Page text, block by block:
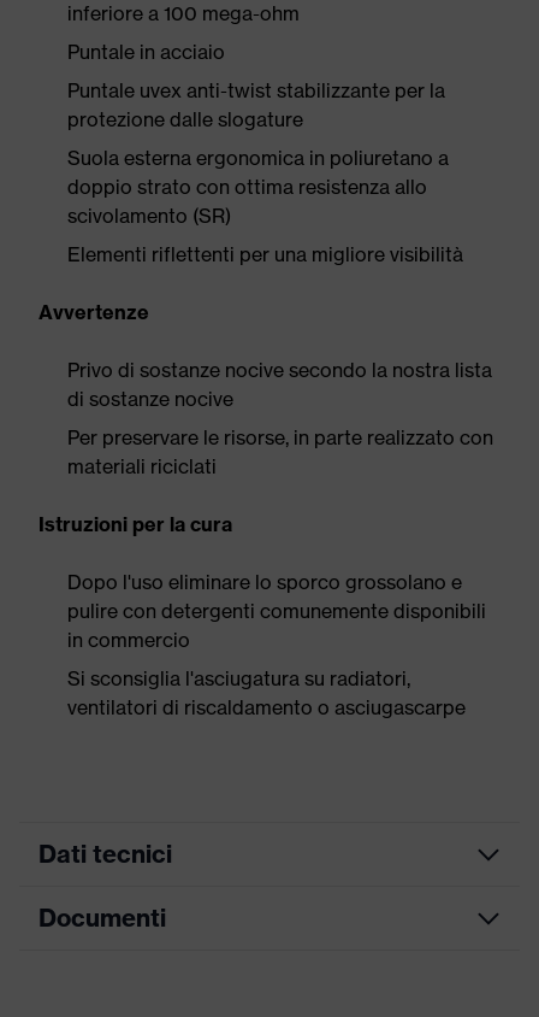
inferiore a 100 mega-ohm
Puntale in acciaio
Puntale uvex anti-twist stabilizzante per la
protezione dalle slogature
Suola esterna ergonomica in poliuretano a
doppio strato con ottima resistenza allo
scivolamento (SR)
Elementi riflettenti per una migliore visibilità
Avvertenze
Privo di sostanze nocive secondo la nostra lista
di sostanze nocive
Per preservare le risorse, in parte realizzato con
materiali riciclati
Istruzioni per la cura
Dopo l'uso eliminare lo sporco grossolano e
pulire con detergenti comunemente disponibili
in commercio
Si sconsiglia l'asciugatura su radiatori,
ventilatori di riscaldamento o asciugascarpe
Dati tecnici
ricerca colore
Documenti